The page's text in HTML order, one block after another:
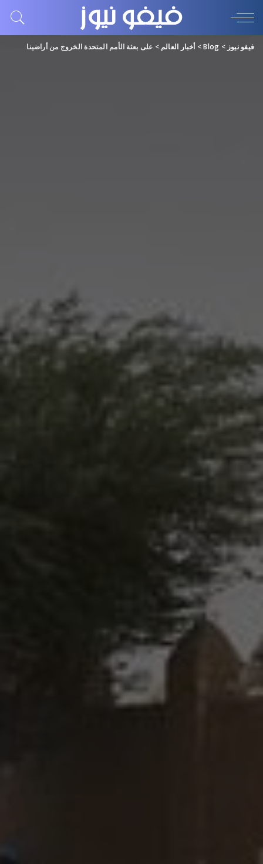
فيفو نيوز >
Blog
> أخبار العالم > على بعثة الأمم المتحدة الخروج من أراضينا